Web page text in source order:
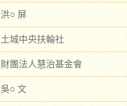
洪○ 屏
土城中央扶輪社
財團法人慧治基金會
吳○ 文